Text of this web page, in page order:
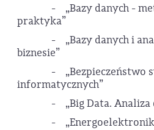
- „Bazy danych -
praktyka”
- „Bazy danych i
biznesie”
- „Bezpieczeństwo
informatycznych”
- „Big Data. Analiza
-